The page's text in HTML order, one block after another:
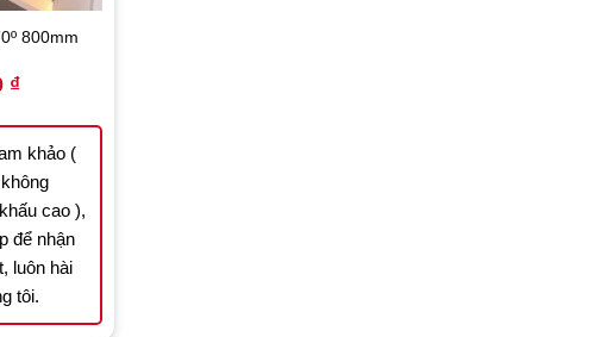
800mm
₫Current
2.095.000 ₫.
khảo (
cao ),
để nhận
luôn hài
tôi.